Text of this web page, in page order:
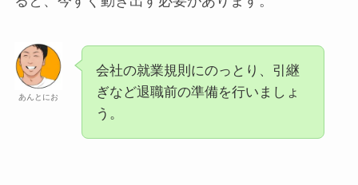
あんとにお
会社の就業規則にのっとり、引継
ぎなど退職前の準備を行いましょ
う。